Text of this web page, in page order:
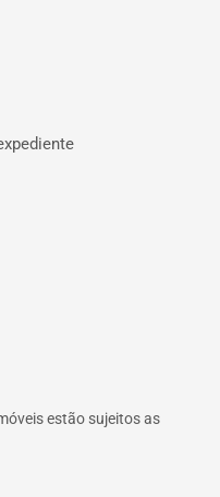
estão sujeitos as